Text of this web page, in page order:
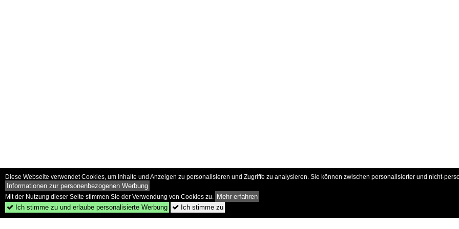
Diese Webseite verwendet Cookies, um Inhalte und Anzeigen zu personalisieren und Zugriffe zu analysieren. Sie können zwischen personalisierter und nicht-
Informationen zur personenbezogenen Werbung
Mit der Nutzung dieser Seite stimmen Sie der Verwendung von Cookies zu. Mehr erfahren
 Ich stimme zu und erlaube personalisierte Werbung  Ich stimme zu